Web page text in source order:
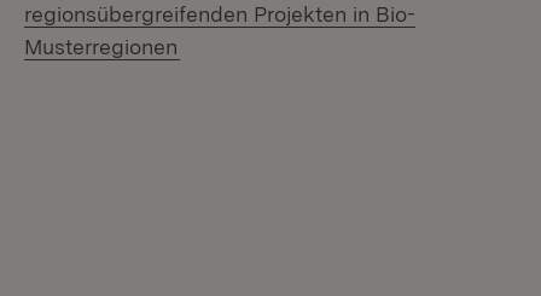
regionsübergreifenden Projekten in Bio-
Musterregionen